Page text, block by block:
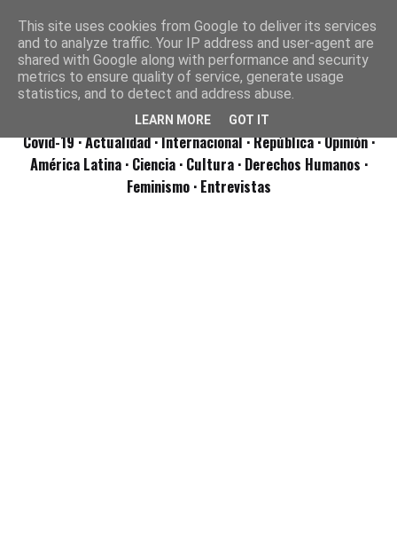
Covid-19· Actualidad· Internacional· República· Opinión·
América Latina · Ciencia · Cultura · Derechos Humanos ·
Feminismo · Entrevistas
This site uses cookies from Google to deliver its services
and to analyze traffic. Your IP address and user-agent are
shared with Google along with performance and security
metrics to ensure quality of service, generate usage
statistics, and to detect and address abuse.
LEARN MORE GOT IT